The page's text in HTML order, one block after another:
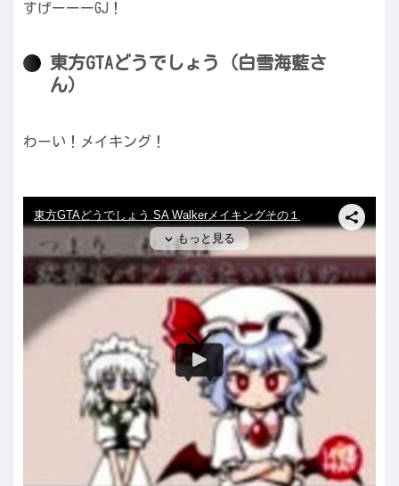
すげーーーGJ！
東方GTAどうでしょう（白雪海藍さ
ん）
わーい！メイキング！